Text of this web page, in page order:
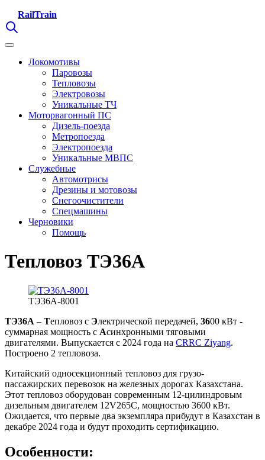
RailTrain
Локомотивы
Паровозы
Тепловозы
Электровозы
Уникальные ТЧ
Моторвагонный ПС
Дизель-поезда
Метропоезда
Электропоезда
Уникальные МВПС
Служебные
Автомотрисы
Дрезины и мотовозы
Снегоочистители
Спецмашины
Черновики
Помощь
Тепловоз ТЭ36А
ТЭ36А-8001
ТЭ36А – Тепловоз с Электрической передачей, 3600 кВт -
суммарная мощность с Асинхронными тяговыми
двигателями. Выпускается с 2024 года на CRRC Ziyang.
Построено 2 тепловоза.
Китайский односекционный тепловоз для грузо-
пассажирских перевозок на железных дорогах Казахстана.
Этот тепловоз оборудован современным 12-цилиндровым
дизельным двигателем 12V265C, мощностью 3600 кВт.
Ожидается, что первые два экземпляра прибудут в Казахстан в
декабре 2024 года и будут проходить сертификацию.
Особенности: